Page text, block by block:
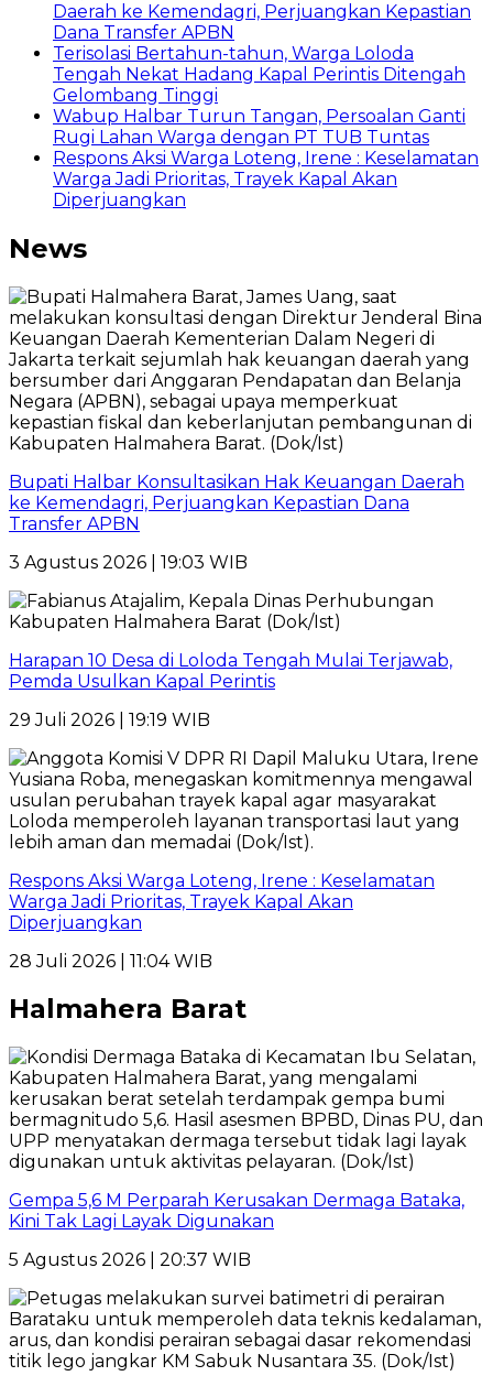
Daerah ke Kemendagri, Perjuangkan Kepastian
Dana Transfer APBN
Terisolasi Bertahun-tahun, Warga Loloda
Tengah Nekat Hadang Kapal Perintis Ditengah
Gelombang Tinggi
Wabup Halbar Turun Tangan, Persoalan Ganti
Rugi Lahan Warga dengan PT TUB Tuntas
Respons Aksi Warga Loteng, Irene : Keselamatan
Warga Jadi Prioritas, Trayek Kapal Akan
Diperjuangkan
News
Bupati Halbar Konsultasikan Hak Keuangan Daerah
ke Kemendagri, Perjuangkan Kepastian Dana
Transfer APBN
3 Agustus 2026 | 19:03 WIB
Harapan 10 Desa di Loloda Tengah Mulai Terjawab,
Pemda Usulkan Kapal Perintis
29 Juli 2026 | 19:19 WIB
Respons Aksi Warga Loteng, Irene : Keselamatan
Warga Jadi Prioritas, Trayek Kapal Akan
Diperjuangkan
28 Juli 2026 | 11:04 WIB
Halmahera Barat
Gempa 5,6 M Perparah Kerusakan Dermaga Bataka,
Kini Tak Lagi Layak Digunakan
5 Agustus 2026 | 20:37 WIB